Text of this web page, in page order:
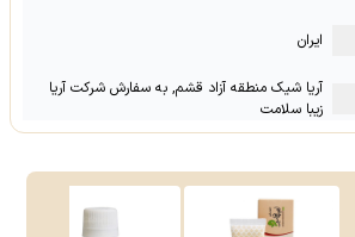
ایران
آریا شیک منطقه آزاد قشم, به سفارش شرکت آریا
زیبا سلامت